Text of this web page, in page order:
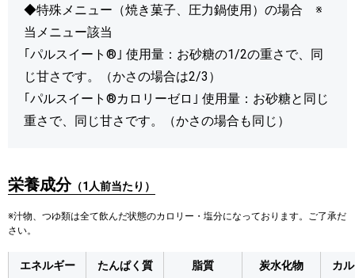
◆特殊メニュー（焼き菓子、圧力鍋使用）の場合 ※
当メニュー該当
｢パルスイート®｣ 使用量：お砂糖の1/2の重さで、同
じ甘さです。（かさの場合は2/3）
｢パルスイート®カロリーゼロ｣ 使用量：お砂糖と同じ
重さで、同じ甘さです。（かさの場合も同じ）
栄養成分（1人前当たり）
※汁物、つゆ類は全て飲んだ状態のカロリー・塩分になっております。ご了承だ
さい。
エネルギー たんぱく質 脂質 炭水化物 カ